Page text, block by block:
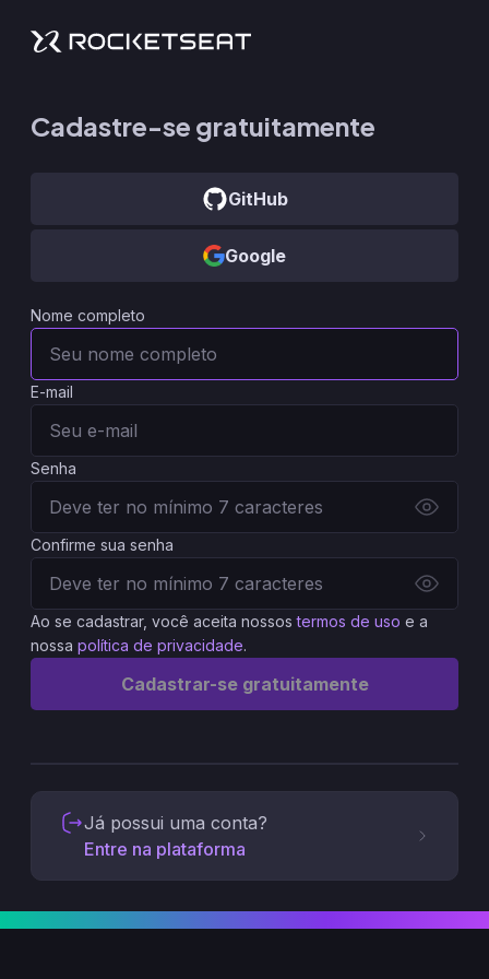
Cadastre-se gratuitamente
GitHub
Google
Nome completo
E-mail
Senha
Confirme sua senha
Ao se cadastrar, você aceita nossos termos de uso e a
nossa política de privacidade.
Cadastrar-se gratuitamente
Já possui uma conta?
Entre na plataforma